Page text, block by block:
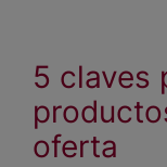
5 claves
oferta